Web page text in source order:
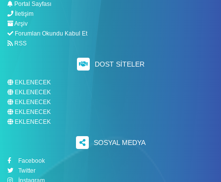
Portal Sayfası
İletişim
Arşiv
Forumları Okundu Kabul Et
RSS
DOST SITELER
EKLENECEK
EKLENECEK
EKLENECEK
EKLENECEK
EKLENECEK
SOSYAL MEDYA
Facebook
Twitter
İnstagram